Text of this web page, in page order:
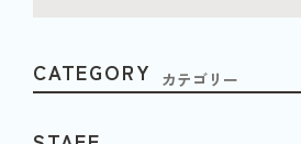
CATEGORY カテゴリー